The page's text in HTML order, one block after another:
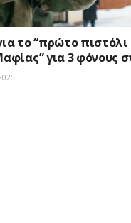
το “πρώτο πιστόλι
για 3 φόνους